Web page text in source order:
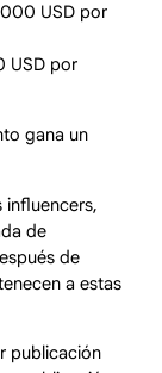
USD por
USD por
gana un
influencers,
de
de
a estas
publicación